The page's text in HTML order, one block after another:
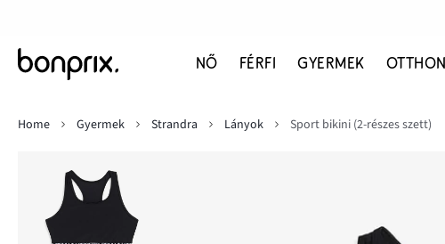
NŐ FÉRFI GYERMEK OTTHON
Home
Gyermek Strandra Lányok Sport bikini (2-részes szett)